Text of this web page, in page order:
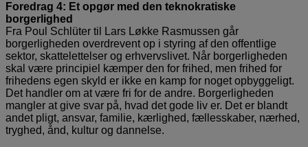
Foredrag 4: Et opgør med den teknokratiske
borgerlighed
Fra Poul Schlüter til Lars Løkke Rasmussen går
borgerligheden overdrevent op i styring af den offentlige
sektor, skattelettelser og erhvervslivet. Når borgerligheden
skal være principiel kæmper den for frihed, men frihed for
frihedens egen skyld er ikke en kamp for noget opbyggeligt.
Det handler om at være fri for de andre. Borgerligheden
mangler at give svar på, hvad det gode liv er. Det er blandt
andet pligt, ansvar, familie, kærlighed, fællesskaber, nærhed,
tryghed, ånd, kultur og dannelse.